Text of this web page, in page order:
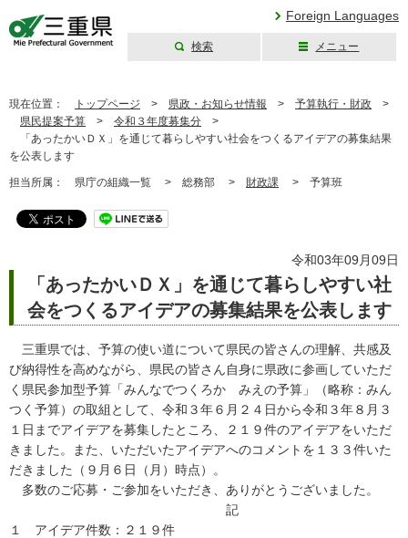
Foreign Languages
検索 メニュー
現在位置： トップページ > 県政・お知らせ情報 > 予算執行・財政 >
県民提案予算 > 令和３年度募集分 >
「あったかいＤＸ」を通じて暮らしやすい社会をつくるアイデアの募集結果
を公表します
担当所属： 県庁の組織一覧 > 総務部 > 財政課 > 予算班
令和03年09月09日
「あったかいＤＸ」を通じて暮らしやすい社
会をつくるアイデアの募集結果を公表します
三重県では、予算の使い道について県民の皆さんの理解、共感及
び納得性を高めながら、県民の皆さん自身に県政に参画していただ
く県民参加型予算「みんなでつくろか みえの予算」（略称：みん
つく予算）の取組として、令和３年６月２４日から令和３年８月３
１日までアイデアを募集したところ、２１９件のアイデアをいただ
きました。また、いただいたアイデアへのコメントを１３３件いた
だきました（９月６日（月）時点）。
多数のご応募・ご参加をいただき、ありがとうございました。
記
１ アイデア件数：２１９件